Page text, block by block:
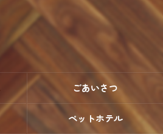
ごあいさつ
ペットホテル